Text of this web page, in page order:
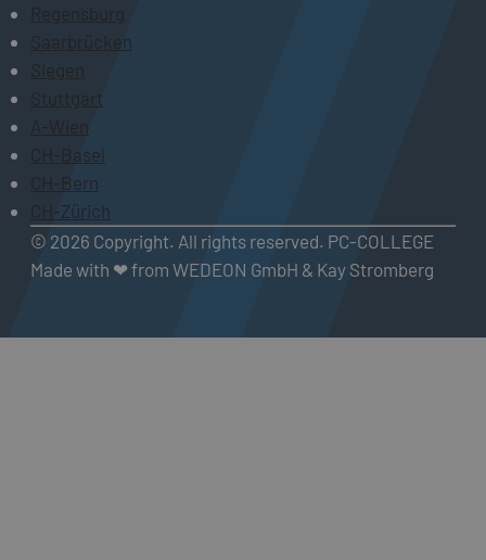
Regensburg
Saarbrücken
Siegen
Stuttgart
A-Wien
CH-Basel
CH-Bern
CH-Zürich
© 2026 Copyright. All rights reserved. PC-COLLEGE
Made with ❤ from WEDEON GmbH & Kay Stromberg